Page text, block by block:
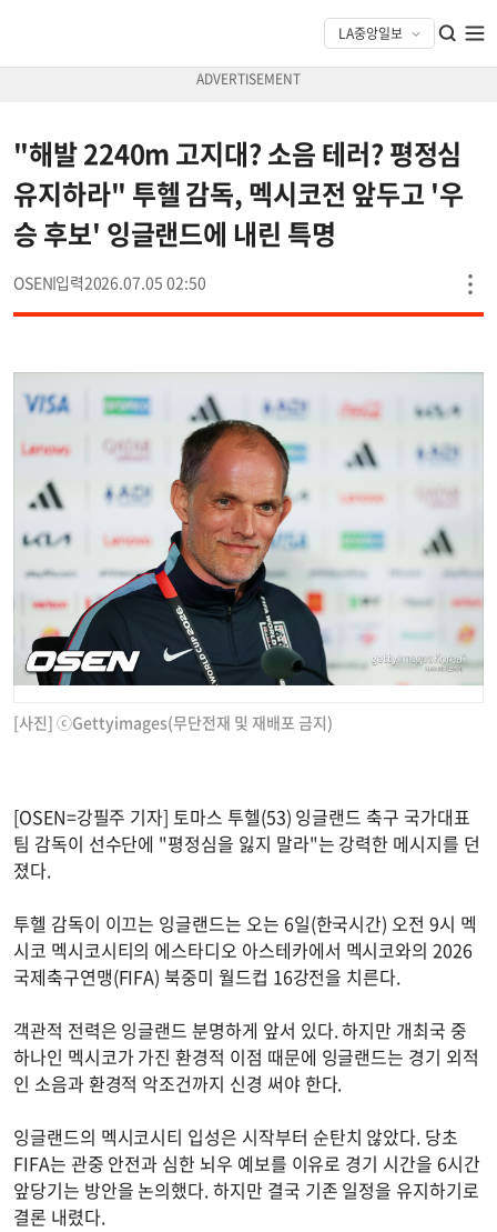
"해발 2240m 고지대? 소음 테러? 평정심
유지하라" 투헬 감독, 멕시코전 앞두고 '우
승 후보' 잉글랜드에 내린 특명
OSEN 2026.07.05 02:50
[사진] ⓒGettyimages(무단전재 및 재배포 금지)
[OSEN=강필주 기자] 토마스 투헬(53) 잉글랜드 축구 국가대표
팀 감독이 선수단에 "평정심을 잃지 말라"는 강력한 메시지를 던
졌다.
투헬 감독이 이끄는 잉글랜드는 오는 6일(한국시간) 오전 9시 멕
시코 멕시코시티의 에스타디오 아스테카에서 멕시코와의 2026
국제축구연맹(FIFA) 북중미 월드컵 16강전을 치른다.
객관적 전력은 잉글랜드 분명하게 앞서 있다. 하지만 개최국 중
하나인 멕시코가 가진 환경적 이점 때문에 잉글랜드는 경기 외적
인 소음과 환경적 악조건까지 신경 써야 한다.
잉글랜드의 멕시코시티 입성은 시작부터 순탄치 않았다. 당초
FIFA는 관중 안전과 심한 뇌우 예보를 이유로 경기 시간을 6시간
앞당기는 방안을 논의했다. 하지만 결국 기존 일정을 유지하기로
결론 내렸다.